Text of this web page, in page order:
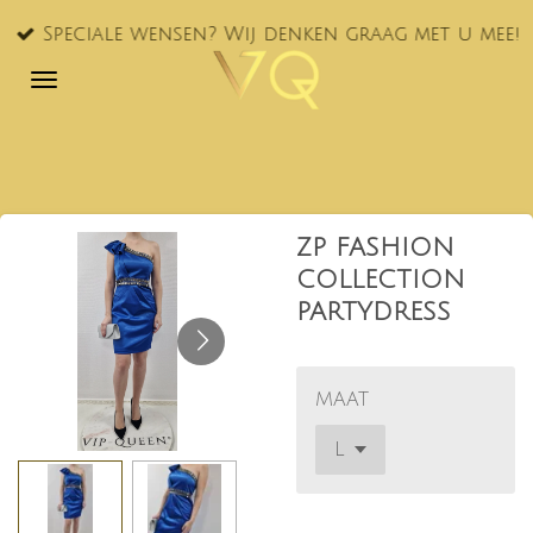
Ga
naar
Speciale wensen? Wij denken graag met u mee!
ZP FASHION
COLLECTION
PARTYDRESS
MAAT